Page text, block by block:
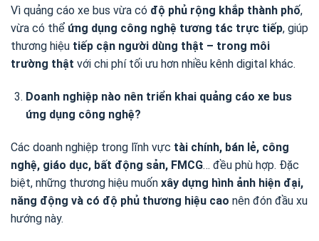
Vì quảng cáo xe bus vừa có độ phủ rộng khắp thành phố,
vừa có thể ứng dụng công nghệ tương tác trực tiếp, giúp
thương hiệu tiếp cận người dùng thật – trong môi
trường thật với chi phí tối ưu hơn nhiều kênh digital khác.
Doanh nghiệp nào nên triển khai quảng cáo xe bus
ứng dụng công nghệ?
Các doanh nghiệp trong lĩnh vực tài chính, bán lẻ, công
nghệ, giáo dục, bất động sản, FMCG… đều phù hợp. Đặc
biệt, những thương hiệu muốn xây dựng hình ảnh hiện đại,
năng động và có độ phủ thương hiệu cao nên đón đầu xu
hướng này.